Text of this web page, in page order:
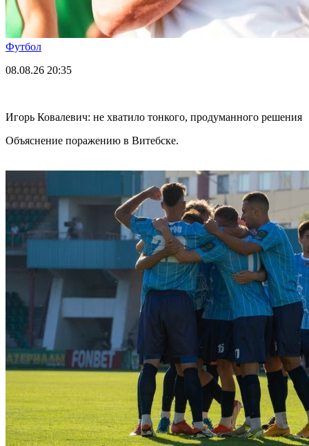
Футбол
08.08.26 20:35
Игорь Ковалевич: не хватило тонкого, продуманного решения
Объяснение поражению в Витебске.